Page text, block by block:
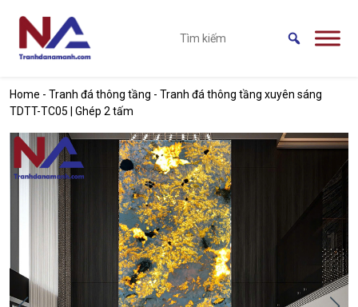
Home - Tranh đá thông tầng - Tranh đá thông tầng xuyên sáng
TDTT-TC05 | Ghép 2 tấm